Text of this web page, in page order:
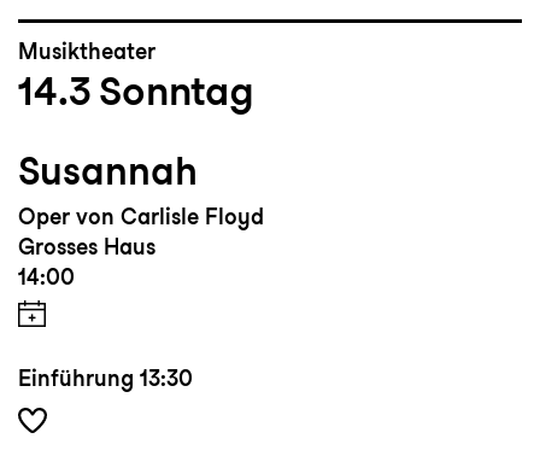
Musiktheater
14.3 Sonntag
Susannah
Oper von Carlisle Floyd
Grosses Haus
14:00
Einführung 13:30